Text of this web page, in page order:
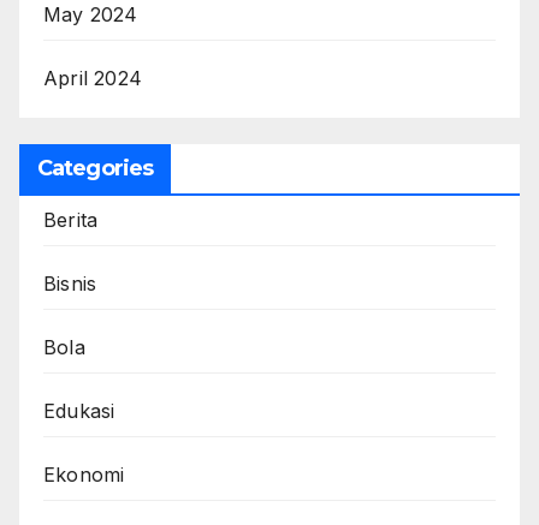
May 2024
April 2024
Categories
Berita
Bisnis
Bola
Edukasi
Ekonomi